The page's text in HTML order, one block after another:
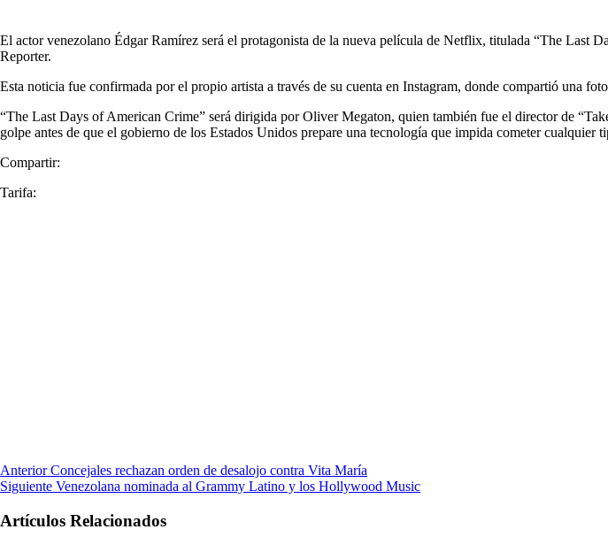
El actor venezolano Édgar Ramírez será el protagonista de la nueva película de Netflix, titulada “The
Reporter.
Esta noticia fue confirmada por el propio artista a través de su cuenta en Instagram, donde compartió una
“The Last Days of American Crime” será dirigida por Oliver Megaton, quien también fue el director de
golpe antes de que el gobierno de los Estados Unidos prepare una tecnología que impida cometer cualquier
Compartir:
Tarifa:
Anterior Concejales rechazan orden de desalojo contra Vita María
Siguiente Venezolana nominada al Grammy Latino y los Hollywood Music
Artículos Relacionados